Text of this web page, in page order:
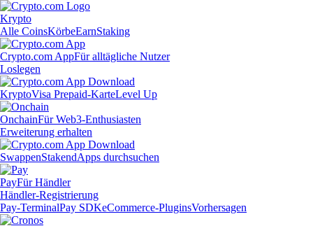
Krypto
Alle CoinsKörbeEarnStaking
Crypto.com AppFür alltägliche Nutzer
Loslegen
KryptoVisa Prepaid-KarteLevel Up
OnchainFür Web3-Enthusiasten
Erweiterung erhalten
SwappenStakendApps durchsuchen
PayFür Händler
Händler-Registrierung
Pay-TerminalPay SDKeCommerce-PluginsVorhersagen